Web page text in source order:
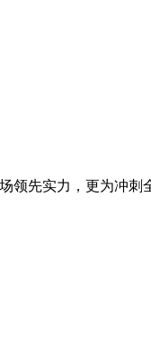
领先实力，更为冲刺